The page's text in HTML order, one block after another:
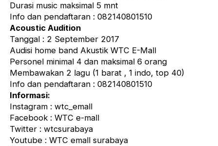
Durasi music maksimal 5 mnt
Info dan pendaftaran : 082140801510
Acoustic Audition
Tanggal : 2 September 2017
Audisi home band Akustik WTC E-Mall
Personel minimal 4 dan maksimal 6 orang
Membawakan 2 lagu (1 barat , 1 indo, top 40)
Info dan pendaftaran : 082140801510
Informasi:
Instagram : wtc_emall
Facebook : WTC e-mall
Twitter : wtcsurabaya
Youtube : WTC emall surabaya